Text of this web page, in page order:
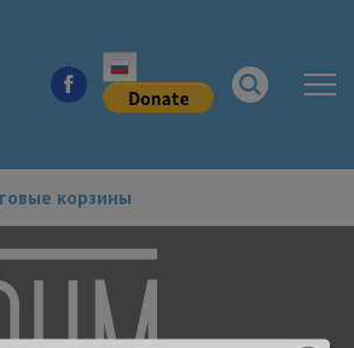
корзины